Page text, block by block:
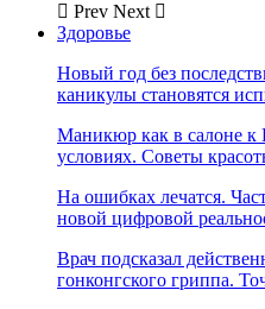
Prev Next
Здоровье
Новый год без
каникулы становятся
Маникюр как в салоне
условиях. Советы
На ошибках лечатся.
новой цифровой
Врач подсказал
гонконгского гриппа.